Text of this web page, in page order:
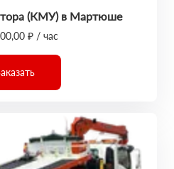
(КМУ) в Мартюше
₽ / час